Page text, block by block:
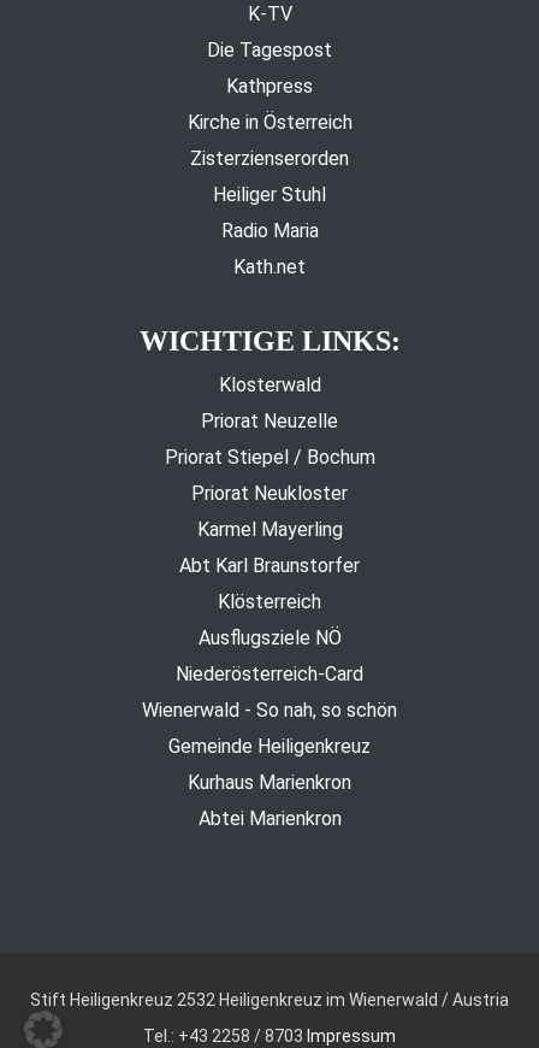
K-TV
Die Tagespost
Kathpress
Kirche in Österreich
Zisterzienserorden
Heiliger Stuhl
Radio Maria
Kath.net
WICHTIGE LINKS:
Klosterwald
Priorat Neuzelle
Priorat Stiepel / Bochum
Priorat Neukloster
Karmel Mayerling
Abt Karl Braunstorfer
Klösterreich
Ausflugsziele NÖ
Niederösterreich-Card
Wienerwald - So nah, so schön
Gemeinde Heiligenkreuz
Kurhaus Marienkron
Abtei Marienkron
Stift Heiligenkreuz 2532 Heiligenkreuz im Wienerwald / Austria
Tel.: +43 2258 / 8703 Impressum